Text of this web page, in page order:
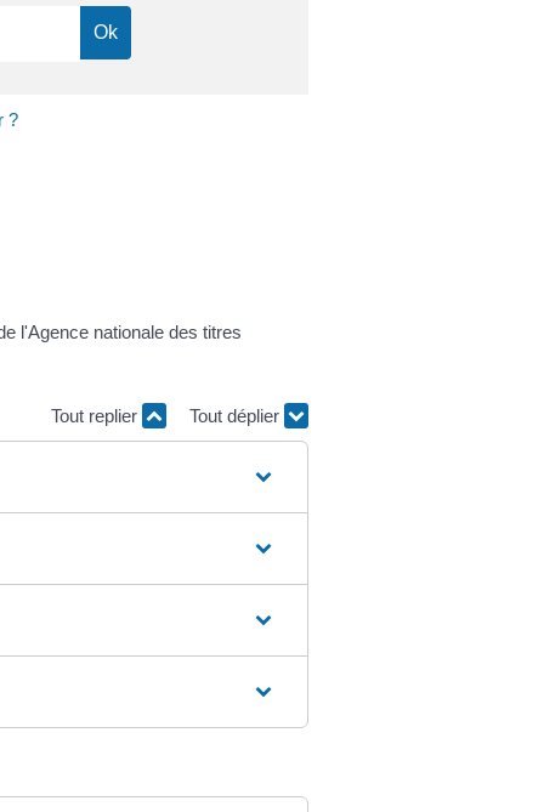
?
l'Agence nationale des titres
Tout replier Tout déplier